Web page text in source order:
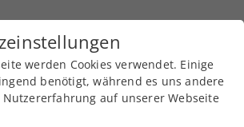
Newsübersicht
werden Cookies verwendet. Einige
benötigt, während es uns andere
auf unserer Webseite